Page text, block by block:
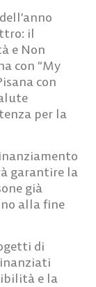
il
e Non
con “My
con
per la
garantire la
già
alla fine
di
e la